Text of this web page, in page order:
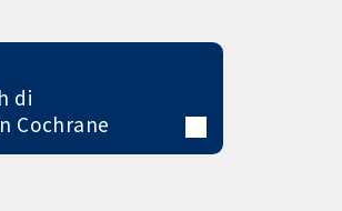
di
Cochrane